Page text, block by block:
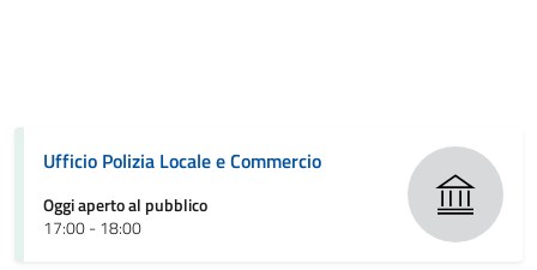
Ufficio Polizia Locale e Commercio
Oggi aperto al pubblico
17:00 - 18:00